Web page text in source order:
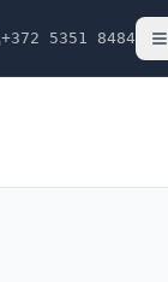
+372 5351 8484